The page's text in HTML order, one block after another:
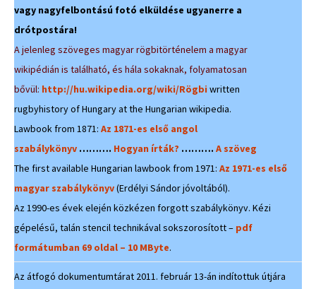
vagy nagyfelbontású fotó elküldése ugyanerre a
drótpostára!
A jelenleg szöveges magyar rögbitörténelem a magyar
wikipédián is található, és hála sokaknak, folyamatosan
bővül: http://hu.wikipedia.org/wiki/Rögbiwritten
rugbyhistory of Hungary at the Hungarian wikipedia.
Lawbook from 1871: Az 1871-es első angol
szabálykönyv ………. Hogyan írták? ………. A szöveg
The first available Hungarian lawbook from 1971: Az 1971-es első
magyar szabálykönyv(Erdélyi Sándor jóvoltából).
Az 1990-es évek elején közkézen forgott szabálykönyv. Kézi
gépelésű, talán stencil technikával sokszorosított – pdf
formátumban 69 oldal – 10 MByte.
Az átfogó dokumentumtárat 2011. február 13-án indítottuk útjára